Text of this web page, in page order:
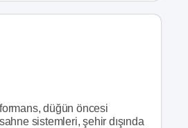
düğün öncesi
sistemleri, şehir dışında